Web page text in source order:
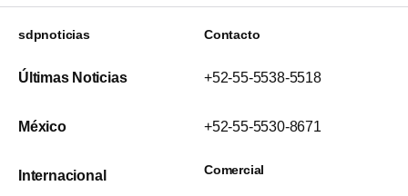
sdpnoticias
Últimas Noticias
México
Internacional
Contacto
+52-55-5538-5518
+52-55-5530-8671
Comercial